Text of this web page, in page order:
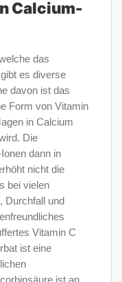
Calcium-
das
es diverse
davon ist das
Form von Vitamin
in Calcium
Die
dann in
nicht die
bei vielen
Durchfall und
Vitamin C
ist eine